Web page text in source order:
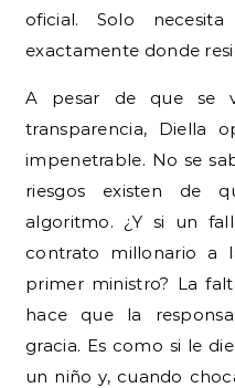
oficial. Solo
exactamente donde
A pesar de que se
transparencia, Diella
impenetrable. No se
riesgos existen de
algoritmo. ¿Y si un
contrato millonario a
primer ministro? La
hace que la
gracia. Es como si le
un niño y, cuando